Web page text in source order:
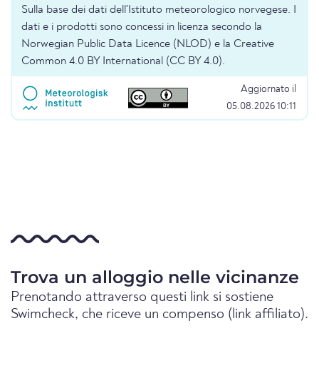
Sulla base dei dati dell'Istituto meteorologico norvegese. I
dati e i prodotti sono concessi in licenza secondo la
Norwegian Public Data Licence (NLOD) e la Creative
Common 4.0 BY International (CC BY 4.0).
Aggiornato il
05.08.2026 10:11
Trova un alloggio nelle vicinanze
Prenotando attraverso questi link si sostiene
Swimcheck, che riceve un compenso (link affiliato).